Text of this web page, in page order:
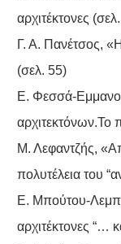
αρχιτέκτονες
Γ. Α. Πανέτσος,
(σελ. 55)
Ε. Φεσσά-
αρχιτεκτόνων.Το
Μ. Λεφαντζής,
πολυτέλεια του
Ε. Μπούτου-
αρχιτέκτονες “…